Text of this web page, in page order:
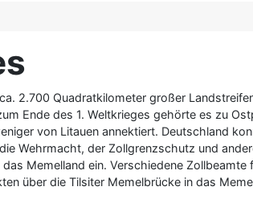
2.700 Quadratkilometer großer
Ende des 1. Weltkrieges gehörte es zu
von Litauen annektiert. Deutschland
Wehrmacht, der Zollgrenzschutz und
Memelland ein. Verschiedene
über die Tilsiter Memelbrücke in das